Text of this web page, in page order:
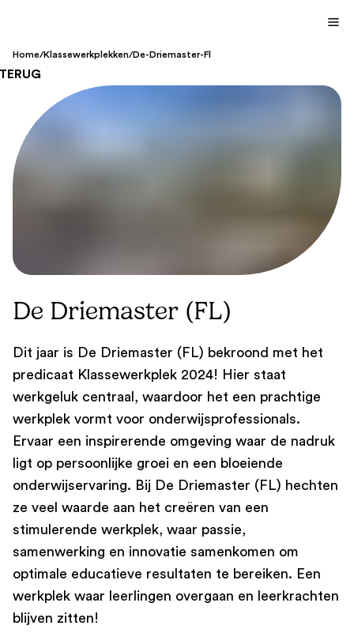
Home/Klassewerkplekken/De-Driemaster-Fl
De Driemaster (FL)
Dit jaar is De Driemaster (FL) bekroond met het
predicaat Klassewerkplek 2024! Hier staat
werkgeluk centraal, waardoor het een prachtige
werkplek vormt voor onderwijsprofessionals.
Ervaar een inspirerende omgeving waar de nadruk
ligt op persoonlijke groei en een bloeiende
onderwijservaring. Bij De Driemaster (FL) hechten
ze veel waarde aan het creëren van een
stimulerende werkplek, waar passie,
samenwerking en innovatie samenkomen om
optimale educatieve resultaten te bereiken. Een
werkplek waar leerlingen overgaan en leerkrachten
blijven zitten!